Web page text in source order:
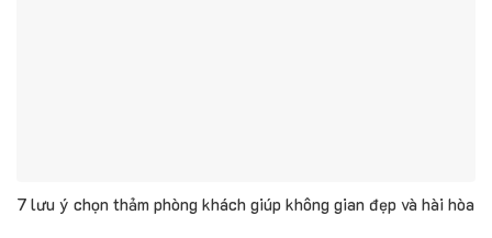
7 lưu ý chọn thảm phòng khách giúp không gian đẹp và hài hòa